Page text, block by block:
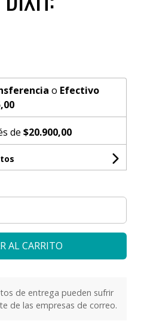
o Efectivo
de $20.900,00
AL CARRITO
de entrega pueden sufrir
de las empresas de correo.